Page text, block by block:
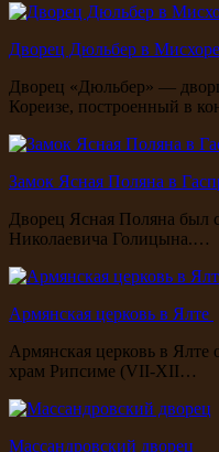
Дворец Дюльбер в Мисхоре
Дворец «Дюльбер» —
Кореизе, построенный в
Замок Ясная Поляна в
Дворец Ясная Поляна был
Николаевича Голицына.…
Армянская церковь в Ялте
Армянская церковь в Ялте
храм Рипсиме (VII-XII…
Массандровский дворец